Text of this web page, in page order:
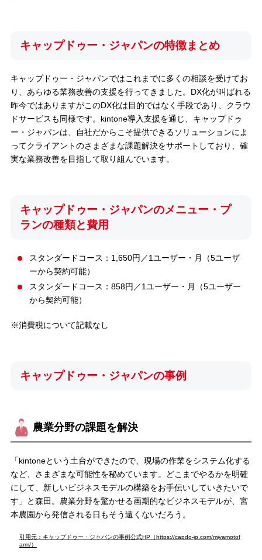
キャップドゥー・ジャパンの特徴まとめ
キャップドゥー・ジャパンではこれまでに多くの相談を受けてお
り、あらゆる業務改善の支援を行ってきました。DX化が叫ばれる
昨今ではありますがこのDX化は目的ではなく手段であり、クラウ
ドサービスも同様です。kintone導入支援を通じ、キャップドゥ
ー・ジャパンは、自社だからこそ提供できるソリューションによ
ってクライアントのさまざまな課題解決をサポートしており、確
実な業務改善を目指して取り組んでいます。
キャップドゥー・ジャパンのメニュー・プ
ランの種類と費用
スタンダードコース：1,650円／1ユーザー・月（5ユーザ
ーから契約可能）
スタンダードコース：858円／1ユーザー・月（5ユーザー
から契約可能）
※消費税について記載なし
キャップドゥー・ジャパンの事例
農業分野の課題を解決
「kintoneという土台ができたので、現場の作業をシステム化する
など、さまざまな可能性を秘めています。どこまでやるかを明確
にして、新しいビジネスモデルの構築をお手伝いしていきたいで
す」と森田。農業分野を驚かせる画期的なビジネスモデルが、宮
本農園から発信される日もそう遠くないだろう。
引用元：キャップドゥー・ジャパンの事例公式HP（https://capdo-jp.com/miyamotof
arm/）